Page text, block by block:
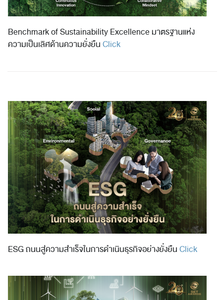
Benchmark of Sustainability Excellence มาตรฐานแห่ง
ความเป็นเลิศด้านความยั่งยืนClick
ESG ถนนสู่ความสำเร็จในการดำเนินธุรกิจอย่างยั่งยืนClick